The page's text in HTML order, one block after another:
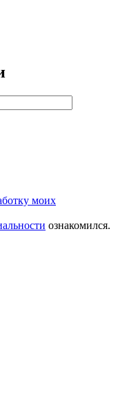
моих
ознакомился.